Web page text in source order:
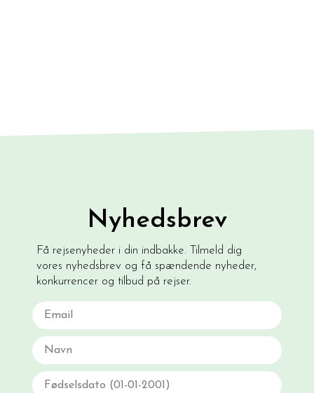
Nyhedsbrev
Få rejsenyheder i din indbakke. Tilmeld dig
vores nyhedsbrev og få spændende nyheder,
konkurrencer og tilbud på rejser.
Email
Navn
Fødselsdato